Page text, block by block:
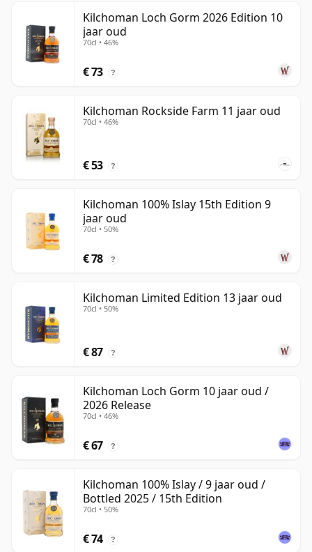
Kilchoman Loch Gorm 2026 Edition 10
jaar oud
70cl • 46%
€ 73 ?
Kilchoman Rockside Farm 11 jaar oud
70cl • 46%
€ 53 ?
Kilchoman 100% Islay 15th Edition 9
jaar oud
70cl • 50%
€ 78 ?
Kilchoman Limited Edition 13 jaar oud
70cl • 50%
€ 87 ?
Kilchoman Loch Gorm 10 jaar oud /
2026 Release
70cl • 46%
€ 67 ?
Kilchoman 100% Islay / 9 jaar oud /
Bottled 2025 / 15th Edition
70cl • 50%
€ 74 ?